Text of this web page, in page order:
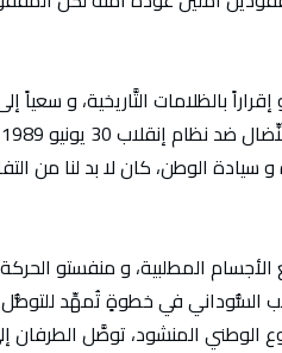
بالظلامات التَّاريخية، و سعياً
الوطن، كان لا بد لنا من
المطلبية، و منفستو الحركة
في خطوةٍ تُمهِّد للتوصُّل
المنشود، توصَّل الطرفان